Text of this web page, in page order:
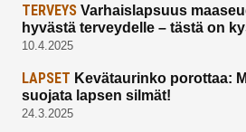
TERVEYSVarhaislapsuus
hyvästä terveydelle – tästä on
10.4.2025
LAPSET Kevätaurinko porottaa:
suojata lapsen silmät!
24.3.2025